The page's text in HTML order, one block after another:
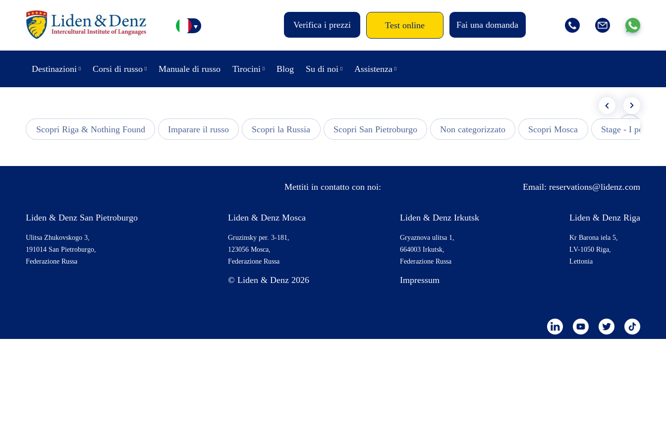
Verifica i prezzi Test online Fai una domanda
Destinazioni Corsi di russo Manuale di russo Tirocini Blog Su di noi Assistenza
Scopri Riga & Nothing Found Imparare il russo Scopri la Russia Scopri San Pietroburgo Non categorizzato Scopri Mosca Stage - I post più
Mettiti in contatto con noi: Email: reservations@lidenz.com
Liden & Denz San Pietroburgo
Ulitsa Zhukovskogo 3,
191014 San Pietroburgo,
Federazione Russa
Liden & Denz Mosca
Gruzinsky per. 3-181,
123056 Mosca,
Federazione Russa
© Liden & Denz 2026
Liden & Denz Irkutsk
Gryaznova ulitsa 1,
664003 Irkutsk,
Federazione Russa
Impressum
Liden & Denz Riga
Kr Barona iela 5,
LV-1050 Riga,
Lettonia